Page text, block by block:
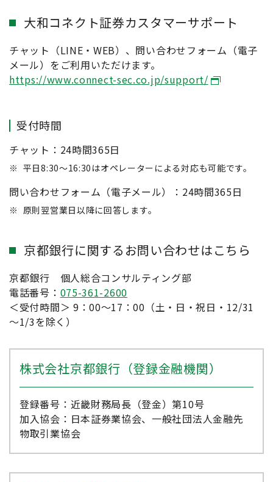
利・為替・株式相場等の変動や、有価証券の
発行者の業務または財産の状況の変化等によ
り価格が変動し、損失が生じるおそれがあり
ます。
取引に際しては、大和コネクト証券が定める
より異なり多岐にわたるため、具体的な金額
または計算方法を記載することができませ
ん。
クト証券のホームページ
にてご確認くだ
さい。
約締結前交付書面」「上場有価証券等書面」
ク・手数料などの重要事項」等を十分お読み
いただき、投資判断はご自身でされるようお
願い申しあげます。
仲介において、京都銀行は大和コネクト証券
への証券口座開設のお申し込みおよび大和コ
ネクト証券との証券取引に関する勧誘を行い
ます。
京都銀行は大和コネクト証券とは別法人であ
り、仲介のご利用にあたっては、大和コネク
ト証券の証券口座の開設が必要です（仲介の
口座開設をお申し込みいただくと、お取引口
座は大和コネクト証券に開設されます）。
大和コネクト証券カスタマーサポート
チャット（LINE・WEB）、問い合わせフォーム（電子
メール）をご利用いただけます。
https://www.connect-sec.co.jp/support/
受付時間
チャット：24時間365日
※ 平日8:30～16:30はオペレーターによる対応も可能です。
問い合わせフォーム（電子メール）：24時間365日
※ 原則翌営業日以降に回答します。
京都銀行に関するお問い合わせはこちら
京都銀行 個人総合コンサルティング部
電話番号： 075-361-2600
＜受付時間＞ 9：00～17：00（土・日・祝日・12/31
～1/3を除く）
株式会社京都銀行（登録金融機関）
登録番号：近畿財務局長（登金）第10号
加入協会：日本証券業協会、一般社団法人金融先
物取引業協会